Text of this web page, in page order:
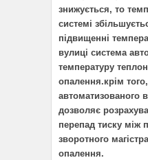
знижується, то
системі
підвищенні
вулиці система
температуру
опалення.крім
автоматизованого
дозволяє
перепад тиску між
зворотного
опалення.